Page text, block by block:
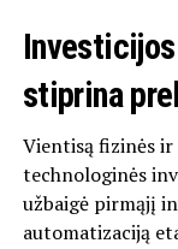
stiprina
Vientisą fizinės
technologinės
užbaigė pirmąjį
automatizaciją